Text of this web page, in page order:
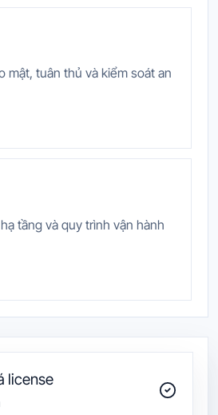
mật, tuân thủ và kiểm soát an
tầng và quy trình vận hành
license